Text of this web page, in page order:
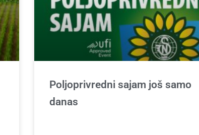
Poljoprivredni sajam još samo
danas